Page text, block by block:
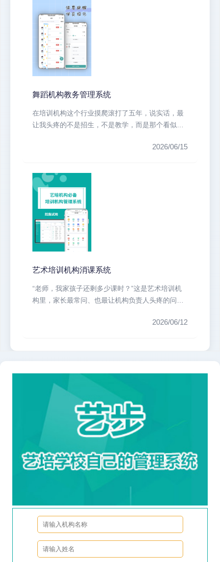
舞蹈机构教务管理系统
在培训机构这个行业摸爬滚打了五年，说实话，最
让我头疼的不是招生，不是教学，而是那个看似简
2026/06/15
艺术培训机构消课系统
“老师，我家孩子还剩多少课时？”这是艺术培训机
构里，家长最常问、也最让机构负责人头疼的问题
2026/06/12